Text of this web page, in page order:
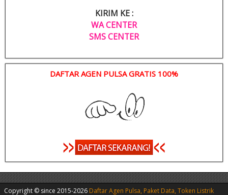
KIRIM KE :
WA CENTER
SMS CENTER
DAFTAR AGEN PULSA GRATIS 100%
Copyright © since 2015-2026 Daftar Agen Pulsa, Paket Data, Token Listrik